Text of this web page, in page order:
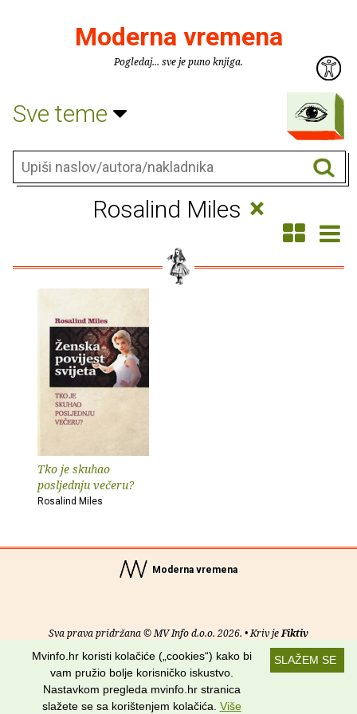
Moderna vremena
Pogledaj... sve je puno knjiga.
Sve teme
Rosalind Miles ×
Tko je skuhao
posljednju večeru?
Rosalind Miles
Moderna vremena
Sva prava pridržana © MV Info d.o.o. 2026. • Kriv jeFiktiv
Uvjeti korištenja RSS kanali
Potraži nas na:
SLAŽEM SE
Mvinfo.hr koristi kolačiće („cookies“) kako bi
vam pružio bolje korisničko iskustvo.
Nastavkom pregleda mvinfo.hr stranica
slažete se sa korištenjem kolačića. Više